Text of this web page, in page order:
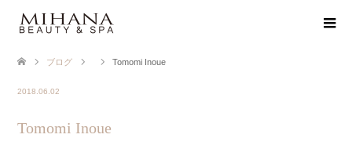
ブログ Tomomi Inoue
2018.06.02
Tomomi Inoue